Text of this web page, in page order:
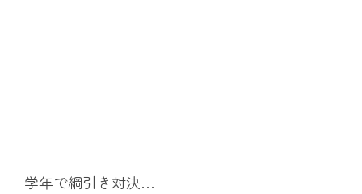
学年で綱引き対決…